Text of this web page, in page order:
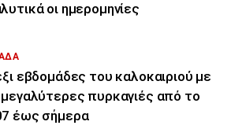
οι ημερομηνίες
εβδομάδες του καλοκαιριού με
μεγαλύτερες πυρκαγιές από το
έως σήμερα